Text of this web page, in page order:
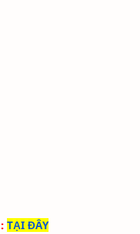
: TẠI ĐÂY